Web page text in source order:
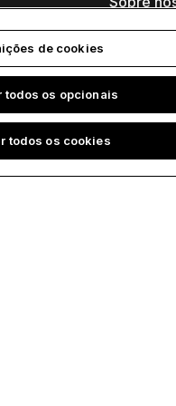
Palestras
Eventos
de cookies
todos os opcionais
todos os cookies